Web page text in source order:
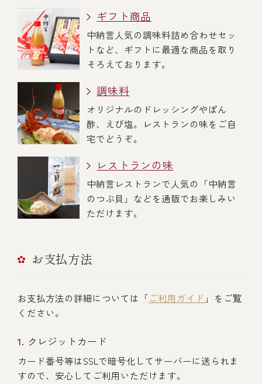
ギフト商品
中納言人気の調味料詰め合わせセッ
トなど、ギフトに最適な商品を取り
そろえております。
調味料
オリジナルのドレッシングやぽん
酢、えび塩。レストランの味をご自
宅でどうぞ。
レストランの味
中納言レストランで人気の「中納言
のつぶ貝」などを通販でお楽しみい
ただけます。
お支払方法
お支払方法の詳細については「ご利用ガイド 」をご覧
ください。
クレジットカード
カード番号等はSSLで暗号化してサーバーに送られま
すので、安心してご利用いただけます。